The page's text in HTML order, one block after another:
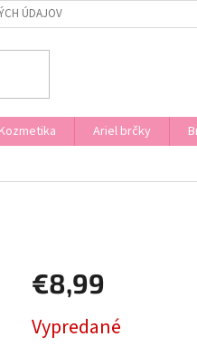
ÚDAJOV
Kozmetika Ariel brčky
€8,99
cena:
Vypredané